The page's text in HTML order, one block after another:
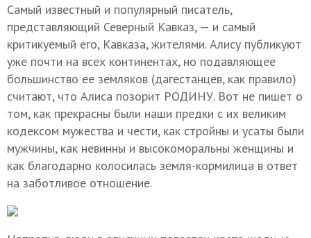
Самый известный и популярный писатель,
представляющий Северный Кавказ, — и самый
критикуемый его, Кавказа, жителями. Алису публикуют
уже почти на всех континентах, но подавляющее
большинство ее земляков (дагестанцев, как правило)
считают, что Алиса позорит РОДИНУ. Вот не пишет о
том, как прекрасны были наши предки с их великим
кодексом мужества и чести, как стройны и усаты были
мужчины, как невинны и высокоморальны женщины и
как благодарно колосилась земля-кормилица в ответ
на заботливое отношение.